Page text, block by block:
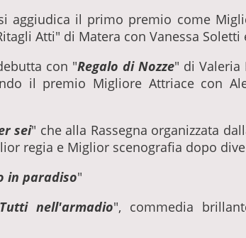
aggiudica il primo premio come
Atti" di Matera con Vanessa Soletti
con "Regalo di Nozze" di Valeria
il premio Migliore Attriace con
sei" che alla Rassegna organizzata
regia e Miglior scenografia dopo
in paradiso"
Tutti nell'armadio", commedia